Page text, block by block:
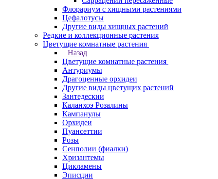
Флорариум с хищными растениями
Цефалотусы
Другие виды хищных растений
Редкие и коллекционные растения
Цветущие комнатные растения
Назад
Цветущие комнатные растения
Антуриумы
Драгоценные орхидеи
Другие виды цветущих растений
Зантедескии
Каланхоэ Розалины
Кампанулы
Орхидеи
Пуансеттии
Розы
Сенполии (фиалки)
Хризантемы
Цикламены
Эписции